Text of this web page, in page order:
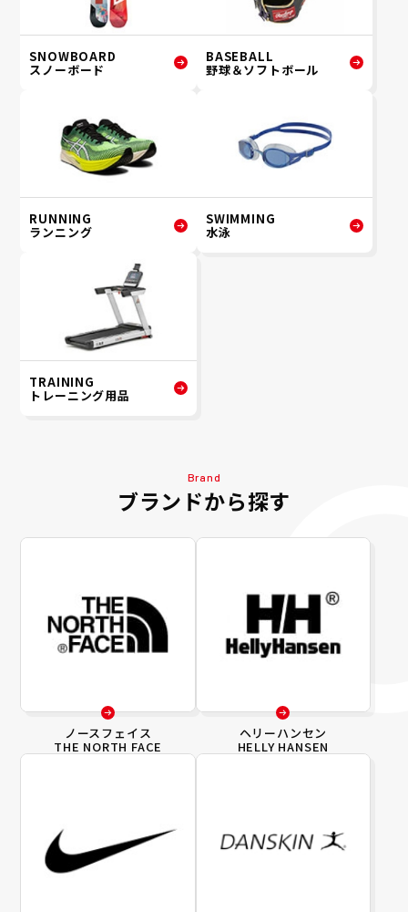
SNOWBOARD
スノーボード
BASEBALL
野球＆ソフトボール
RUNNING
ランニング
SWIMMING
水泳
TRAINING
トレーニング用品
Brand
ブランドから探す
ノースフェイス
THE NORTH FACE
ヘリーハンセン
HELLY HANSEN